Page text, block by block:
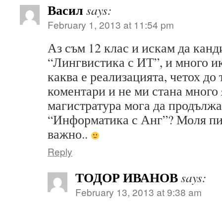
Васил says:
February 1, 2013 at 11:54 pm
Аз съм 12 клас и искам да
“Лингвистика с ИТ”, и много
каква е реализацията, четох до
коментари и не ми стана
магистратура мога да
“Информатика с Анг”? Моля
важно..
Reply
ТОДОР ИВАНОВsays:
February 13, 2013 at 9:38 am